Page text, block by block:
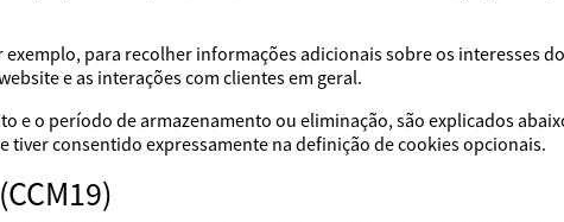
para recolher informações adicionais sobre os interesses
e as interações com clientes em geral.
e o período de armazenamento ou eliminação, são explicados
tiver consentido expressamente na definição de cookies opcionais.